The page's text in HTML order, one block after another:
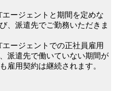
ージェントと期間を定めな
、派遣先でご勤務いただきま
ージェントでの正社員雇用
派遣先で働いていない期間が
雇用契約は継続されます。